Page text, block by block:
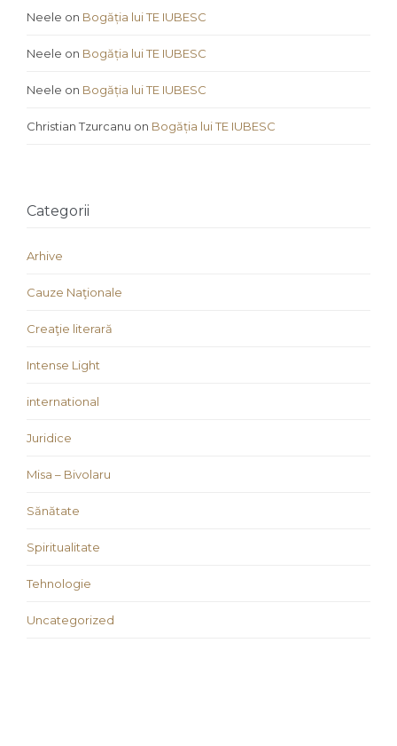
Neele on Bogăția lui TE IUBESC
Neele on Bogăția lui TE IUBESC
Neele on Bogăția lui TE IUBESC
Christian Tzurcanu on Bogăția lui TE IUBESC
Categorii
Arhive
Cauze Naţionale
Creaţie literară
Intense Light
international
Juridice
Misa – Bivolaru
Sănătate
Spiritualitate
Tehnologie
Uncategorized